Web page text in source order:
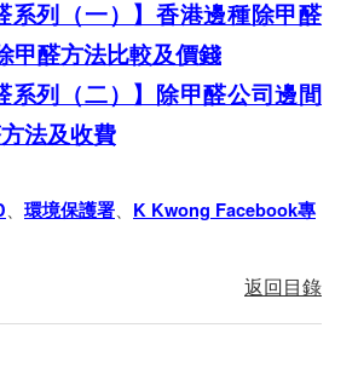
系列（一）】香港邊種除甲醛
甲醛方法比較及價錢
系列（二）】除甲醛公司邊間
法及收費
環境保護署
K Kwong Facebook專
返回目錄